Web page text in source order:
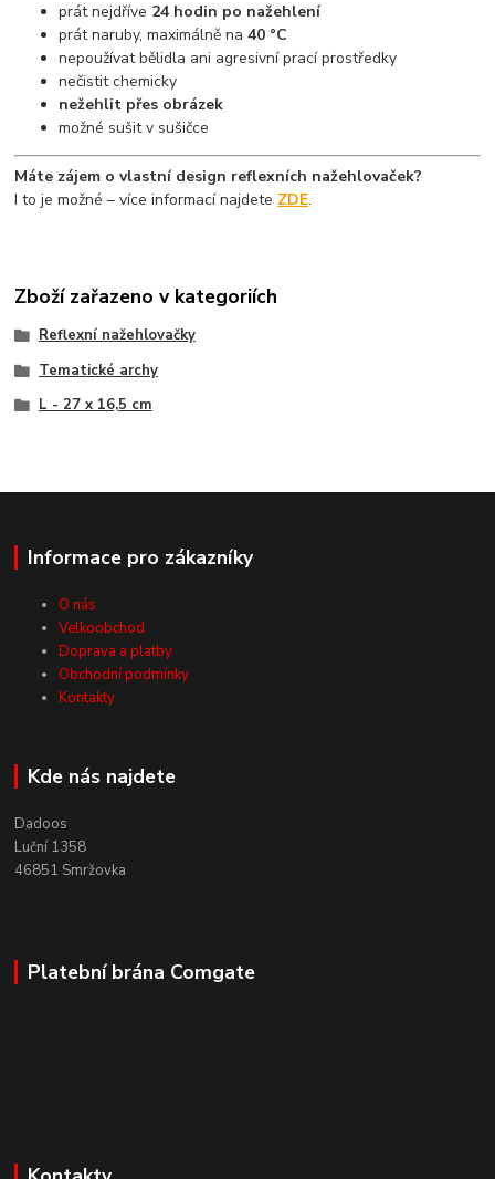
prát nejdříve 24 hodin po nažehlení
prát naruby, maximálně na40 °C
nepoužívat bělidla ani agresivní prací prostředky
nečistit chemicky
nežehlit přes obrázek
možné sušit v sušičce
Máte zájem o vlastní design reflexních nažehlovaček?
I to je možné – více informací najdete ZDE.
Zboží zařazeno v kategoriích
Reflexní nažehlovačky
Tematické archy
L - 27 x 16,5 cm
Informace pro zákazníky
O nás
Velkoobchod
Doprava a platby
Obchodní podmínky
Kontakty
Kde nás najdete
Dadoos
Luční 1358
46851 Smržovka
Platební brána Comgate